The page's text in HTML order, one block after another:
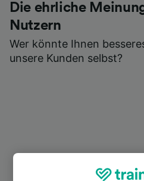
Die ehrliche
Nutzern
Wer könnte Ihnen
unsere Kunden selbst?